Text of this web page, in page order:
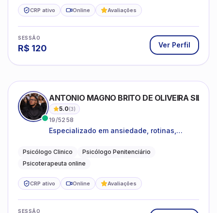
CRP ativo Online Avaliações
SESSÃO
R$ 120 Ver Perfil
ANTONIO MAGNO BRITO DE OLIVEIRA SILVA
5.0(3)
19/5258
Especializado em ansiedade, rotinas,
familiares e questões comportamentais.
Psicólogo Clinico
Psicólogo Penitenciário
Psicoterapeuta online
CRP ativo Online Avaliações
SESSÃO